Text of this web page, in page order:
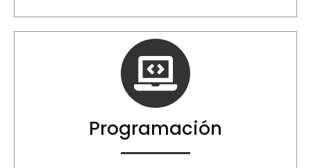
Programación